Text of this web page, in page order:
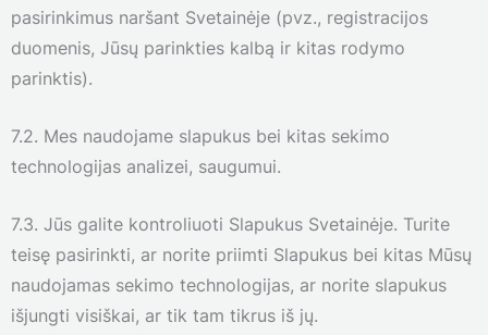
pasirinkimus naršant Svetainėje (pvz., registracijos
duomenis, Jūsų parinkties kalbą ir kitas rodymo
parinktis).
7.2. Mes naudojame slapukus bei kitas sekimo
technologijas analizei, saugumui.
7.3. Jūs galite kontroliuoti Slapukus Svetainėje. Turite
teisę pasirinkti, ar norite priimti Slapukus bei kitas Mūsų
naudojamas sekimo technologijas, ar norite slapukus
išjungti visiškai, ar tik tam tikrus iš jų.